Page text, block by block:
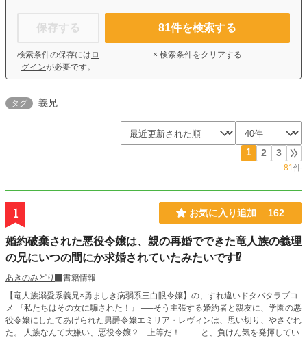
保存する
検索条件の保存には ロ
グインが必要です。
81件を検索する
× 検索条件をクリアする
タグ 義兄
1 2 3
81件
1 お気に入り追加 162
婚約破棄された悪役令嬢は、親の再婚でできた竜人族の義理
の兄にいつの間にか求婚されていたみたいです⁉
あきのみどり
書籍情報
【竜人族溺愛系義兄×勇ましき病弱系三白眼令嬢】の、すれ違いドタバタラブコ
メ 『私たちはその女に騙された！』 ──そう主張する婚約者と親友に、学園の悪
役令嬢にしたてあげられた男爵令嬢エミリア・レヴィンは、思い切り、やさぐれ
た。 人族なんて大嫌い、悪役令嬢？ 上等だ！ ──と、負けん気を発揮してい